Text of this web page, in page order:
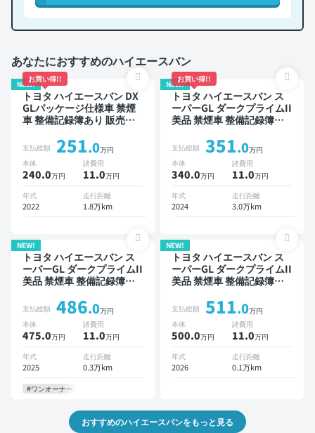
あなたにおすすめのハイエースバン
NEW!
お買い得!!
トヨタ ハイエースバン DX
GLパッケージ仕様車 禁煙
車 整備記録簿あり 販売店
ルインナーミラー ワイヤレ
スキー ETC バックモニタ
ー 全方位カメラ 衝突軽減
支払総額 251.0万円
本体
240.0万円
諸費用
11.0万円
年式
2022
走行距離
1.8万km
NEW!
お買い得!!
トヨタ ハイエースバン ス
ーパーGL ダークプライムII
美品 禁煙車 整備記録簿あ
支払総額 351.0万円
本体
340.0万円
諸費用
11.0万円
年式
2024
走行距離
3.0万km
NEW!
トヨタ ハイエースバン ス
ーパーGL ダークプライムII
美品 禁煙車 整備記録簿あ
※ナビキットあり TV スマー
トキー ETC バックモニタ
ー 全方位カメラ 衝突軽減
両側電動スライドドア
支払総額 486.0万円
本体
475.0万円
諸費用
11.0万円
年式
2025
走行距離
0.3万km
#ワンオーナー
NEW!
トヨタ ハイエースバン ス
ーパーGL ダークプライムII
美品 禁煙車 整備記録簿あ
※ナビキットあり TV デジタ
ルインナーミラー オートク
ルーズ スマートキー ETC
バックモニター 全方位カメ
ラ 衝突軽減 両側電動スラ
イドドア
支払総額 511.0万円
本体
500.0万円
諸費用
11.0万円
年式
2026
走行距離
0.1万km
おすすめのハイエースバンをもっと見る